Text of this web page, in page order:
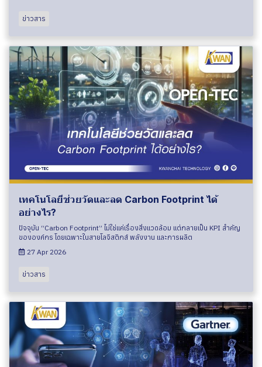
ข่าวสาร
เทคโนโลยีช่วยวัดและลด Carbon Footprint ได้
อย่างไร?
ปัจจุบัน “Carbon Footprint” ไม่ใช่แค่เรื่องสิ่งแวดล้อม แต่กลายเป็น KPI สำคัญ
ขององค์กร โดยเฉพาะในสายโลจิสติกส์ พลังงาน และการผลิต
27 Apr 2026
ข่าวสาร